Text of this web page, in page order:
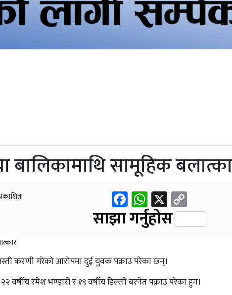
बालिकामाथि सामूहिक
Facebook
WhatsApp
X
Link
साझा गर्नुहोस
करणी गरेको आरोपमा दुई युवक पक्राउ परेका छन्।
रमेश भण्डारी र १९ वर्षीय डिल्ली बस्नेत पक्राउ परेका हुन।